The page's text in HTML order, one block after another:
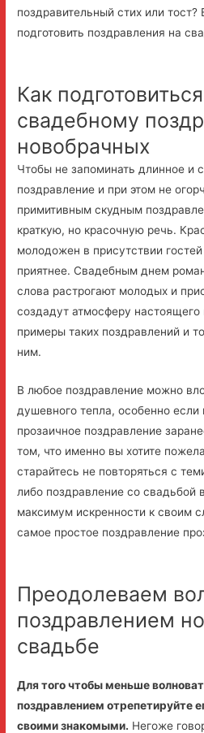
поздравительный стих или
подготовить поздравления на
Как
свадебному
новобрачных
Чтобы не запоминать длинное и
поздравление и при этом не
примитивным скудным
краткую, но красочную речь.
молодожен в присутствии
приятнее. Свадебным днем
слова растрогают молодых и
создадут атмосферу
примеры таких поздравлений и
ним.
В любое поздравление можно
душевного тепла, особенно если
прозаичное поздравление
том, что именно вы хотите
старайтесь не повторяться с
либо поздравление со свадьбой
максимум искренности к своим
самое простое поздравление
Преодолеваем
поздравлением
свадьбе
Для того чтобы меньше
поздравлением отрепетируйте
своими знакомыми. Негоже